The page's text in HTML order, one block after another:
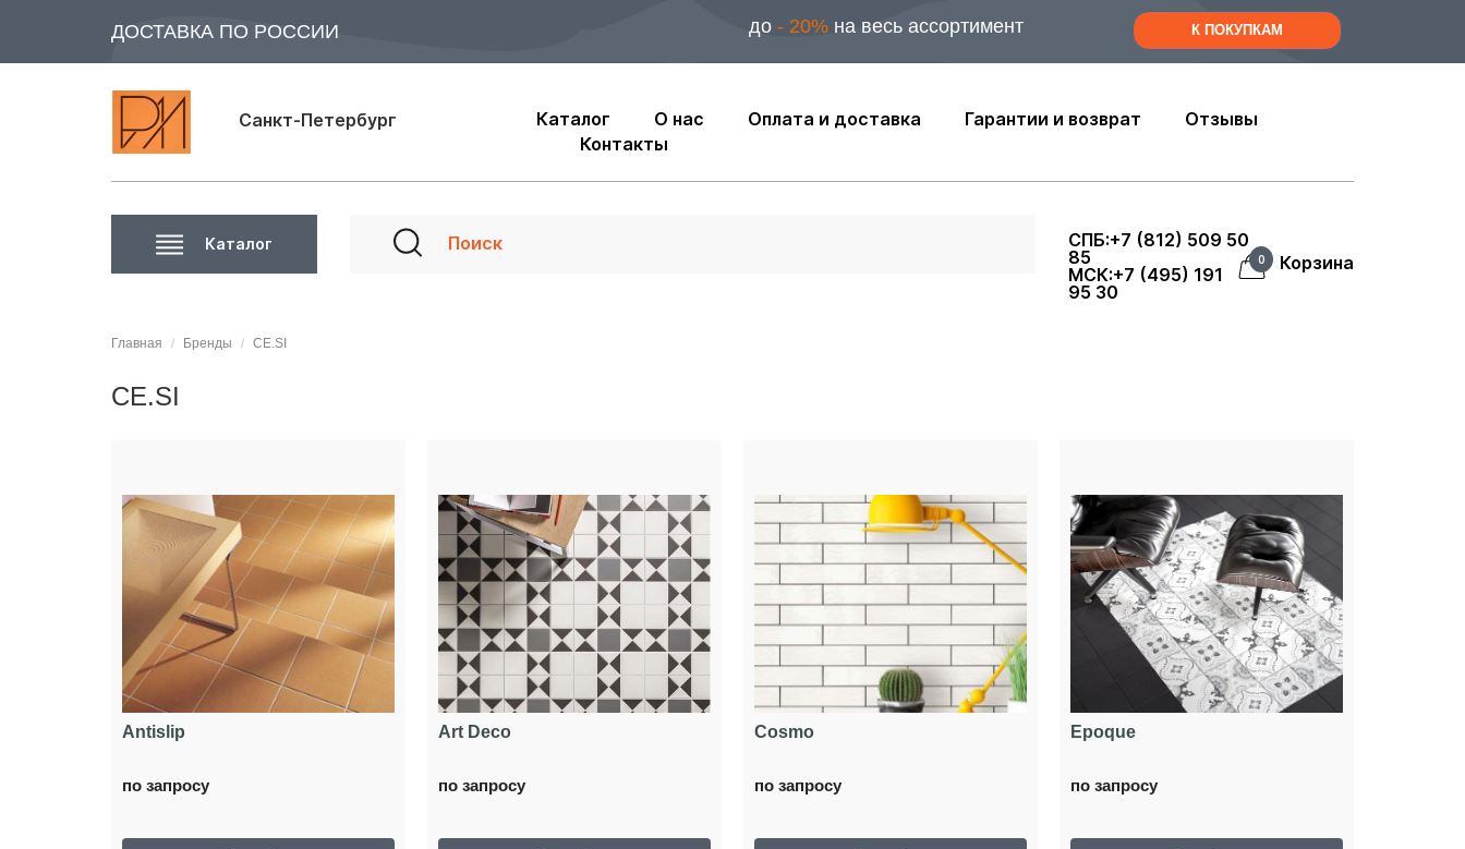
ДОСТАВКА ПО РОССИИ до - 20% на весь ассортимент К ПОКУПКАМ
Санкт-Петербург Каталог О нас Оплата и доставка Гарантии и возврат
Отзывы
Контакты
Каталог
СПБ:+7 (812) 509 50
85
МСК:+7 (495) 191
95 30
0 Корзина
Главная Бренды CE.SI
CE.SI
Antislip
по запросу
Art Deco
по запросу
Cosmo
по запросу
Epoque
по запросу